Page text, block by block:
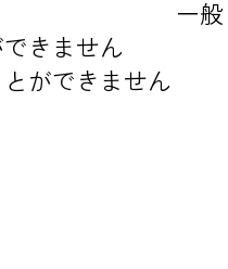
一般
きません
ができません